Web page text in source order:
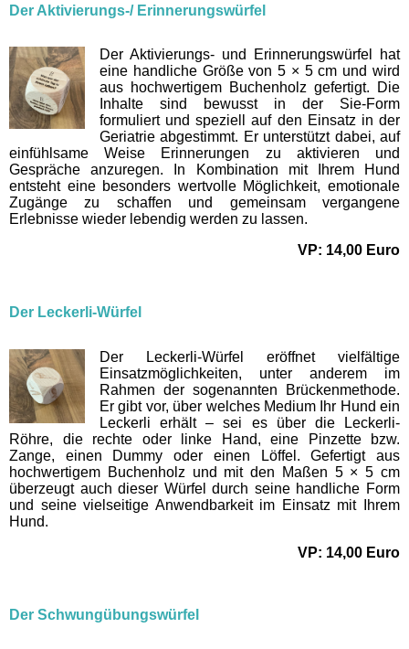
Der Aktivierungs-/ Erinnerungswürfel
Der Aktivierungs- und Erinnerungswürfel hat
eine handliche Größe von 5 × 5 cm und wird
aus hochwertigem Buchenholz gefertigt. Die
Inhalte sind bewusst in der Sie-Form
formuliert und speziell auf den Einsatz in der
Geriatrie abgestimmt. Er unterstützt dabei, auf
einfühlsame Weise Erinnerungen zu aktivieren und
Gespräche anzuregen. In Kombination mit Ihrem Hund
entsteht eine besonders wertvolle Möglichkeit, emotionale
Zugänge zu schaffen und gemeinsam vergangene
Erlebnisse wieder lebendig werden zu lassen.
VP: 14,00 Euro
Der Leckerli-Würfel
Der Leckerli-Würfel eröffnet vielfältige
Einsatzmöglichkeiten, unter anderem im
Rahmen der sogenannten Brückenmethode.
Er gibt vor, über welches Medium Ihr Hund ein
Leckerli erhält – sei es über die Leckerli-
Röhre, die rechte oder linke Hand, eine Pinzette bzw.
Zange, einen Dummy oder einen Löffel. Gefertigt aus
hochwertigem Buchenholz und mit den Maßen 5 × 5 cm
überzeugt auch dieser Würfel durch seine handliche Form
und seine vielseitige Anwendbarkeit im Einsatz mit Ihrem
Hund.
VP: 14,00 Euro
Der Schwungübungswürfel